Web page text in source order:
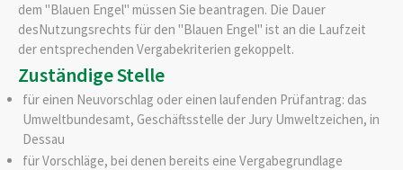
dem "Blauen Engel" müssen Sie beantragen. Die Dauer
desNutzungsrechts für den "Blauen Engel" ist an die Laufzeit
der entsprechenden Vergabekriterien gekoppelt.
Zuständige Stelle
für einen Neuvorschlag oder einen laufenden Prüfantrag: das
Umweltbundesamt, Geschäftsstelle der Jury Umweltzeichen, in
Dessau
für Vorschläge, bei denen bereits eine Vergabegrundlage